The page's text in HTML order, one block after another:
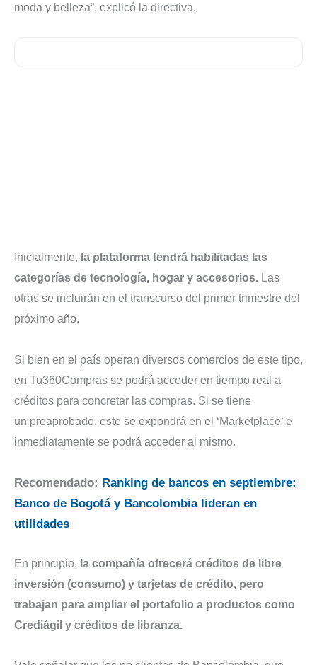
moda y belleza”, explicó la directiva.
Inicialmente, la plataforma tendrá habilitadas las
categorías de tecnología, hogar y accesorios. Las
otras se incluirán en el transcurso del primer trimestre del
próximo año.
Si bien en el país operan diversos comercios de este tipo,
en Tu360Compras se podrá acceder en tiempo real a
créditos para concretar las compras. Si se tiene
un preaprobado, este se expondrá en el ‘Marketplace’ e
inmediatamente se podrá acceder al mismo.
Recomendado: Ranking de bancos en septiembre:
Banco de Bogotá y Bancolombia lideran en
utilidades
En principio, la compañía ofrecerá créditos de libre
inversión (consumo) y tarjetas de crédito, pero
trabajan para ampliar el portafolio a productos como
Crediágil y créditos de libranza.